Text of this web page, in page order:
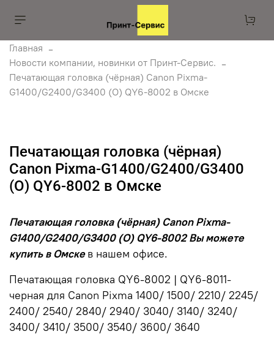
Главная
Новости компании, новинки от Принт-Сервис.
Печатающая головка (чёрная) Canon Pixma-
G1400/G2400/G3400 (O) QY6-8002 в Омске
Печатающая головка (чёрная)
Canon Pixma-G1400/G2400/G3400
(O) QY6-8002 в Омске
Печатающая головка (чёрная) Canon Pixma-
G1400/G2400/G3400 (O) QY6-8002 Вы можете
купить в Омскев нашем офисе.
Печатающая головка QY6-8002 | QY6-8011-
черная для Canon Pixma 1400/ 1500/ 2210/ 2245/
2400/ 2540/ 2840/ 2940/ 3040/ 3140/ 3240/
3400/ 3410/ 3500/ 3540/ 3600/ 3640